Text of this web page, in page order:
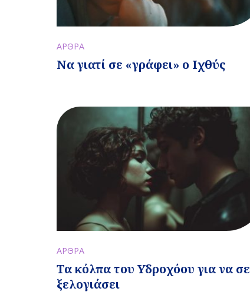
ΑΡΘΡΑ
Να γιατί σε «γράφει» ο Ιχθύς
ΑΡΘΡΑ
Τα κόλπα του Υδροχόου για να σε
ξελογιάσει